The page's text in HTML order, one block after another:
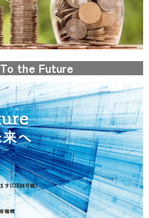
To the Future